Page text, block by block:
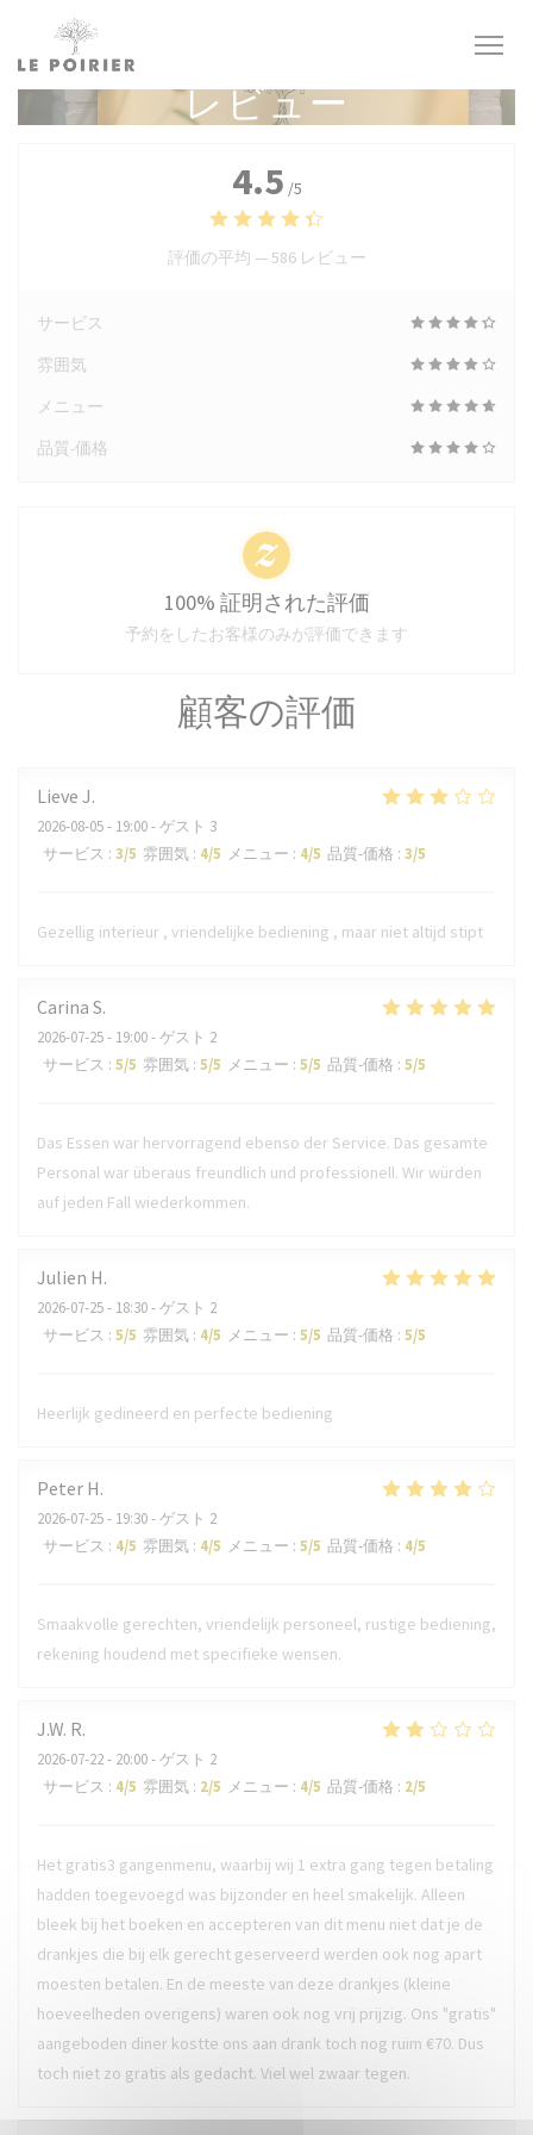
クッキー利用の管理について
レビュー
顧客の評価
Lieve J
2026-08-05- 19:00 - ゲスト 3
サービス : 3/5 雰囲気 : 4/5 メニュー : 4/5 品質-価格 : 3/5
Gezellig interieur , vriendelijke bediening , maar niet altijd stipt
Carina S
2026-07-25- 19:00 - ゲスト 2
サービス : 5/5 雰囲気 : 5/5 メニュー : 5/5 品質-価格 : 5/5
Das Essen war hervorragend ebenso der Service. Das gesamte
Personal war überaus freundlich und professionell. Wir würden
auf jeden Fall wiederkommen.
Julien H
2026-07-25- 18:30 - ゲスト 2
サービス : 5/5 雰囲気 : 4/5 メニュー : 5/5 品質-価格 : 5/5
Heerlijk gedineerd en perfecte bediening
Peter H
2026-07-25- 19:30 - ゲスト 2
サービス : 4/5 雰囲気 : 4/5 メニュー : 5/5 品質-価格 : 4/5
Smaakvolle gerechten, vriendelijk personeel, rustige bediening,
rekening houdend met specifieke wensen.
J.W. R
2026-07-22- 20:00 - ゲスト 2
サービス : 4/5 雰囲気 : 2/5 メニュー : 4/5 品質-価格 : 2/5
Het gratis3 gangenmenu, waarbij wij 1 extra gang tegen betaling
hadden toegevoegd was bijzonder en heel smakelijk. Alleen
bleek bij het boeken en accepteren van dit menu niet dat je de
drankjes die bij elk gerecht geserveerd werden ook nog apart
moesten betalen. En de meeste van deze drankjes (kleine
hoeveelheden overigens) waren ook nog vrij prijzig. Ons "gratis"
aangeboden diner kostte ons aan drank toch nog ruim €70. Dus
toch niet zo gratis als gedacht. Viel wel zwaar tegen.
4.5 /5
評価の平均 —586 レビュー
サービス
雰囲気
メニュー
品質-価格
100% 証明された評価
予約をしたお客様のみが評価できます